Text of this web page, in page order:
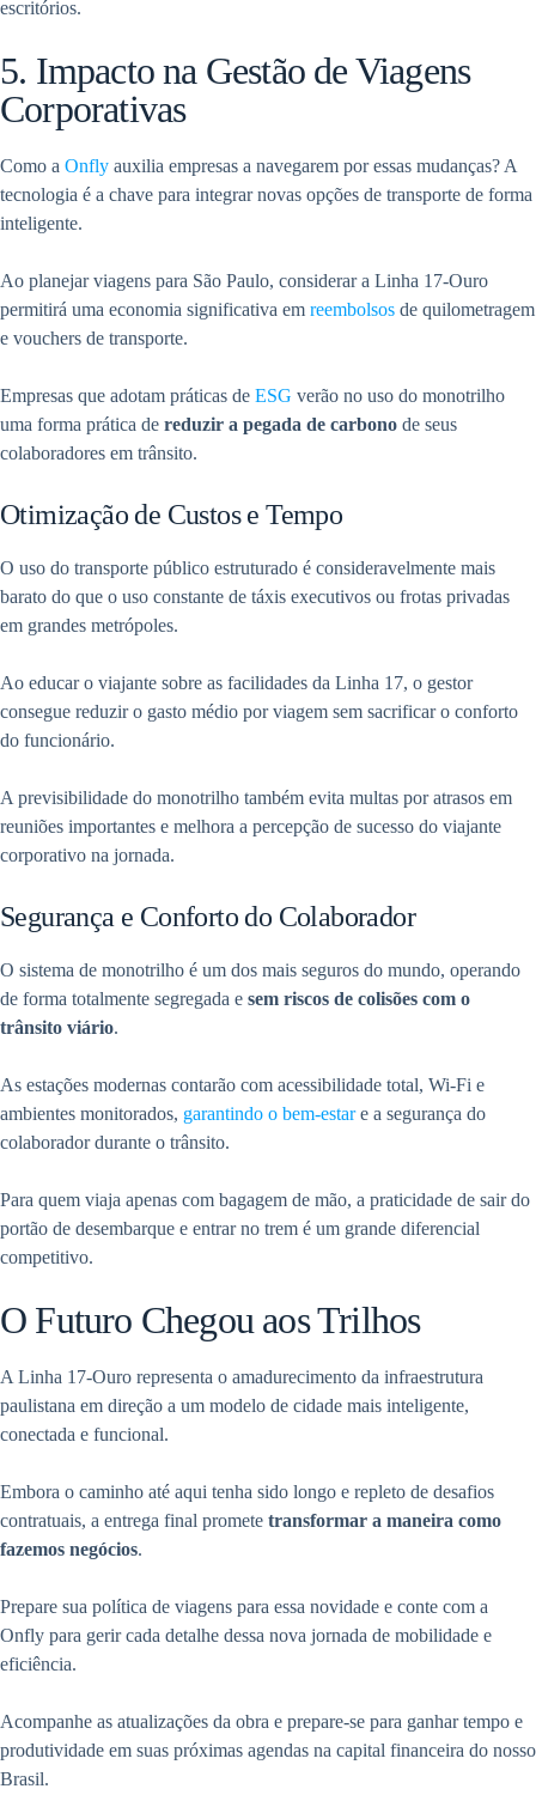
escritórios.
5. Impacto na Gestão de Viagens
Corporativas
Como a Onfly auxilia empresas a navegarem por essas mudanças? A
tecnologia é a chave para integrar novas opções de transporte de forma
inteligente.
Ao planejar viagens para São Paulo, considerar a Linha 17-Ouro
permitirá uma economia significativa em reembolsos de quilometragem
e vouchers de transporte.
Empresas que adotam práticas de ESG verão no uso do monotrilho
uma forma prática de reduzir a pegada de carbono de seus
colaboradores em trânsito.
Otimização de Custos e Tempo
O uso do transporte público estruturado é consideravelmente mais
barato do que o uso constante de táxis executivos ou frotas privadas
em grandes metrópoles.
Ao educar o viajante sobre as facilidades da Linha 17, o gestor
consegue reduzir o gasto médio por viagem sem sacrificar o conforto
do funcionário.
A previsibilidade do monotrilho também evita multas por atrasos em
reuniões importantes e melhora a percepção de sucesso do viajante
corporativo na jornada.
Segurança e Conforto do Colaborador
O sistema de monotrilho é um dos mais seguros do mundo, operando
de forma totalmente segregada e sem riscos de colisões com o
trânsito viário.
As estações modernas contarão com acessibilidade total, Wi-Fi e
ambientes monitorados, garantindo o bem-estare a segurança do
colaborador durante o trânsito.
Para quem viaja apenas com bagagem de mão, a praticidade de sair do
portão de desembarque e entrar no trem é um grande diferencial
competitivo.
O Futuro Chegou aos Trilhos
A Linha 17-Ouro representa o amadurecimento da infraestrutura
paulistana em direção a um modelo de cidade mais inteligente,
conectada e funcional.
Embora o caminho até aqui tenha sido longo e repleto de desafios
contratuais, a entrega final promete transformar a maneira como
fazemos negócios.
Prepare sua política de viagens para essa novidade e conte com a
Onfly para gerir cada detalhe dessa nova jornada de mobilidade e
eficiência.
Acompanhe as atualizações da obra e prepare-se para ganhar tempo e
produtividade em suas próximas agendas na capital financeira do nosso
Brasil.